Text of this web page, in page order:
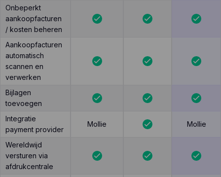
Onbeperkt
aankoopfacturen
/ kosten beheren
Aankoopfacturen
automatisch
scannen en
verwerken
Bijlagen
toevoegen
Integratie
payment provider
Mollie Mollie
Wereldwijd
versturen via
afdrukcentrale